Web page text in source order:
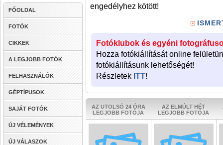
FŐOLDAL
FOTÓK
CIKKEK
A LEGJOBB FOTÓK
FELHASZNÁLÓK
GÉPTÍPUSOK
SAJÁT FOTÓK
ÚJ VÉLEMÉNYEK
ÚJ VÁLASZOK
engedélyhez kötött!
Fotóklubok és egyéni
Hozza fotókiállítását online
fotókiállításunk lehetőségét!
Részletek ITT!
AZ UTOLSÓ 24 ÓRA
LEGJOBB FOTÓJA
AZ ELMÚLT HÉT
LEGJOBB FOTÓJA